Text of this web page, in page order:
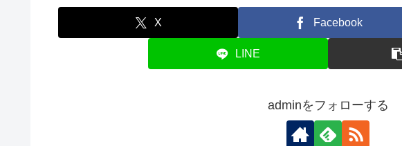
X Facebook
LINE
adminをフォローする